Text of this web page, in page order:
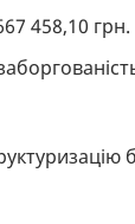
458,10 грн.